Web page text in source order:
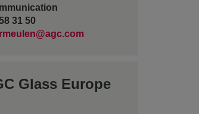
31 50
Glass Europe